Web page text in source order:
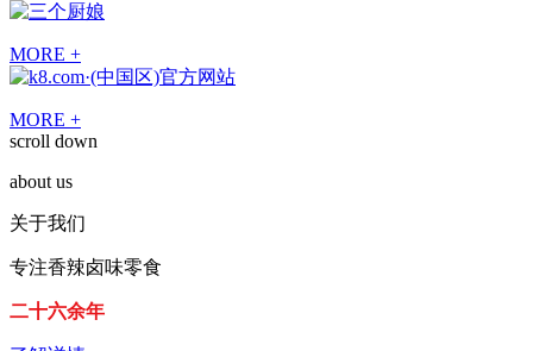
MORE +
MORE +
scroll down
about us
关于我们
专注香辣卤味零食
二十六余年